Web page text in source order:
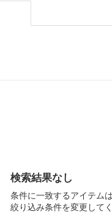
検索結果なし
条件に一致するアイテム
絞り込み条件を変更して